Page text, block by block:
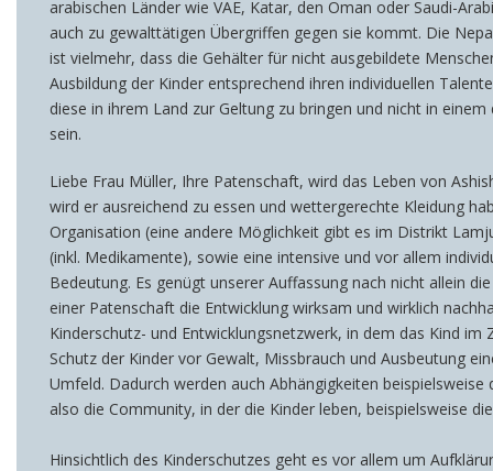
arabischen Länder wie VAE, Katar, den Oman oder Saudi-
auch zu gewalttätigen Übergriffen gegen sie kommt. Die
ist vielmehr, dass die Gehälter für nicht ausgebildete
Ausbildung der Kinder entsprechend ihren individuellen
diese in ihrem Land zur Geltung zu bringen und nicht in
sein.
Liebe Frau Müller, Ihre Patenschaft, wird das Leben von
wird er ausreichend zu essen und wettergerechte Kleidung
Organisation (eine andere Möglichkeit gibt es im Distrikt
(inkl. Medikamente), sowie eine intensive und vor allem
Bedeutung. Es genügt unserer Auffassung nach nicht allein
einer Patenschaft die Entwicklung wirksam und wirklich
Kinderschutz- und Entwicklungsnetzwerk, in dem das Kind
Schutz der Kinder vor Gewalt, Missbrauch und Ausbeutung
Umfeld. Dadurch werden auch Abhängigkeiten
also die Community, in der die Kinder leben, beispielsweise
Hinsichtlich des Kinderschutzes geht es vor allem um